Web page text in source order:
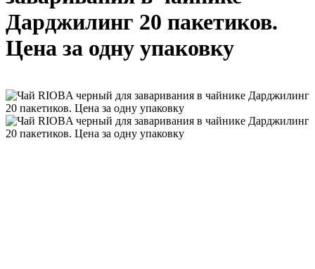
Дарджилинг 20 пакетиков.
Цена за одну упаковку